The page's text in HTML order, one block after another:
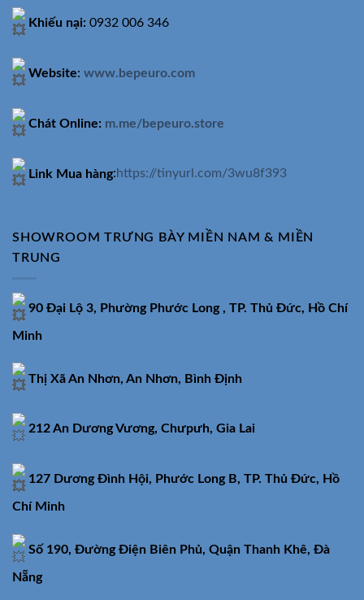
Khiếu nại: 0932 006 346
Website: www.bepeuro.com
Chát Online: m.me/bepeuro.store
Link Mua hàng:https://tinyurl.com/3wu8f393
SHOWROOM TRƯNG BÀY MIỀN NAM & MIỀN
TRUNG
90 Đại Lộ 3, Phường Phước Long , TP. Thủ Đức, Hồ Chí
Minh
Thị Xã An Nhơn, An Nhơn, Bình Định
212 An Dương Vương, Chưpưh, Gia Lai
127 Dương Đình Hội, Phước Long B, TP. Thủ Đức, Hồ
Chí Minh
Số 190, Đường Điện Biên Phủ, Quận Thanh Khê, Đà
Nẵng